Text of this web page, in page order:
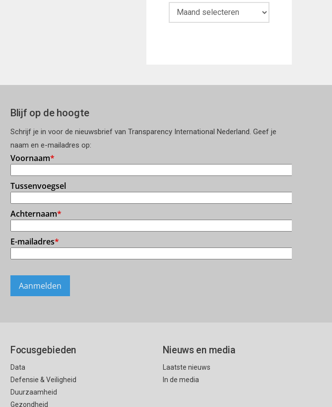
Maandoverzicht
Blijf op de hoogte
Schrijf je in voor de nieuwsbrief van Transparency International Nederland. Geef je
naam en e-mailadres op:
Focusgebieden
Data
Defensie & Veiligheid
Duurzaamheid
Gezondheid
Nieuws en media
Laatste nieuws
In de media